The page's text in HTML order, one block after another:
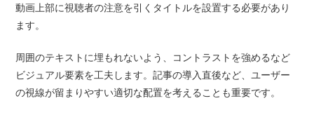
動画上部に視聴者の注意を引くタイトルを設置する必要があり
ます。
周囲のテキストに埋もれないよう、コントラストを強めるなど
ビジュアル要素を工夫します。記事の導入直後など、ユーザー
の視線が留まりやすい適切な配置を考えることも重要です。